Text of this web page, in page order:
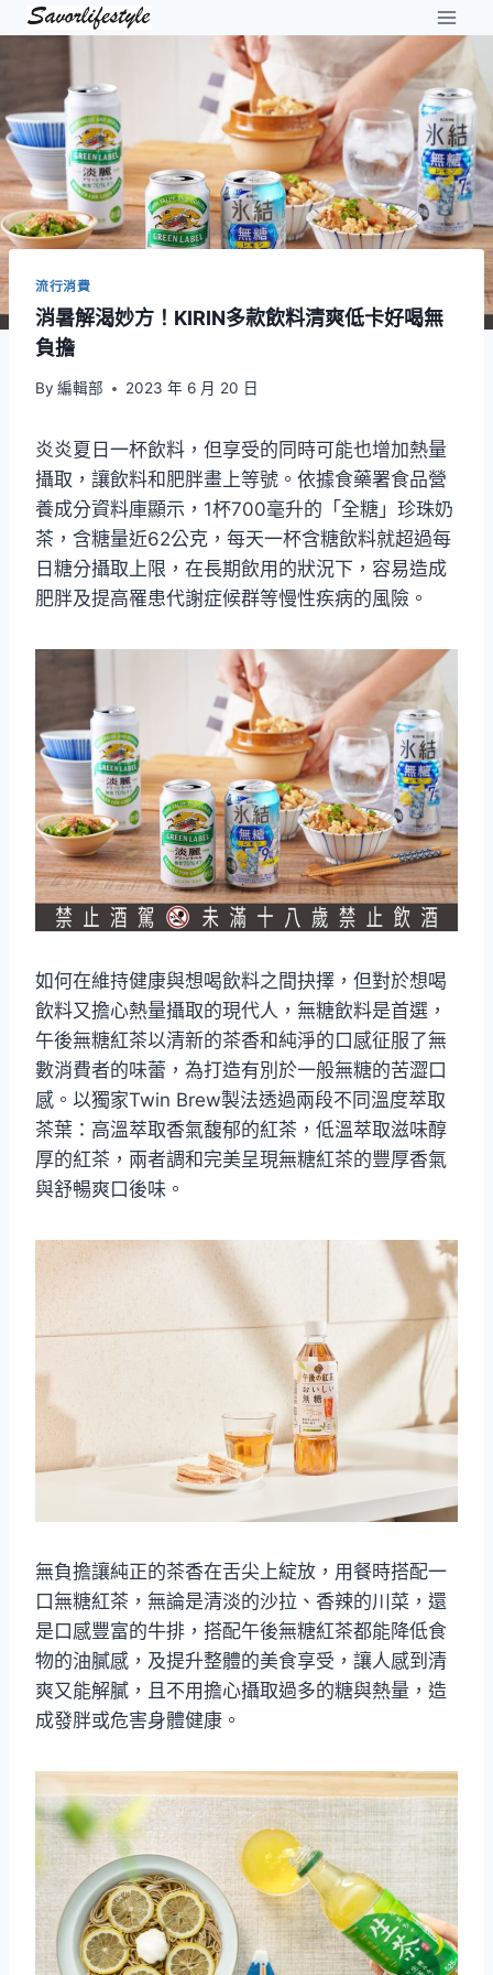
Skip
流行消費
消暑解渴妙方！KIRIN多款飲料清爽低卡好喝無
負擔
By 編輯部 2023 年 6 月 20 日
炎炎夏日一杯飲料，但享受的同時可能也增加熱量
攝取，讓飲料和肥胖畫上等號。依據食藥署食品營
養成分資料庫顯示，1杯700毫升的「全糖」珍珠奶
茶，含糖量近62公克，每天一杯含糖飲料就超過每
日糖分攝取上限，在長期飲用的狀況下，容易造成
肥胖及提高罹患代謝症候群等慢性疾病的風險。
如何在維持健康與想喝飲料之間抉擇，但對於想喝
飲料又擔心熱量攝取的現代人，無糖飲料是首選，
午後無糖紅茶以清新的茶香和純淨的口感征服了無
數消費者的味蕾，為打造有別於一般無糖的苦澀口
感。以獨家Twin Brew製法透過兩段不同溫度萃取
茶葉：高溫萃取香氣馥郁的紅茶，低溫萃取滋味醇
厚的紅茶，兩者調和完美呈現無糖紅茶的豐厚香氣
與舒暢爽口後味。
無負擔讓純正的茶香在舌尖上綻放，用餐時搭配一
口無糖紅茶，無論是清淡的沙拉、香辣的川菜，還
是口感豐富的牛排，搭配午後無糖紅茶都能降低食
物的油膩感，及提升整體的美食享受，讓人感到清
爽又能解膩，且不用擔心攝取過多的糖與熱量，造
成發胖或危害身體健康。